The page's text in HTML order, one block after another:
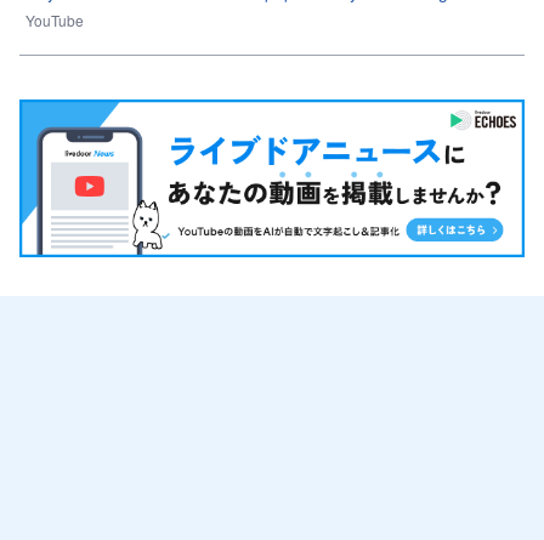
YouTube